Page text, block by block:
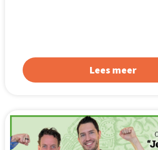
Lees meer